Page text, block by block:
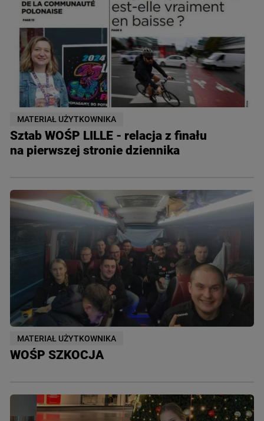
MATERIAŁ UŻYTKOWNIKA
Sztab WOŚP LILLE - relacja z finału
na pierwszej stronie dziennika
MATERIAŁ UŻYTKOWNIKA
WOŚP SZKOCJA